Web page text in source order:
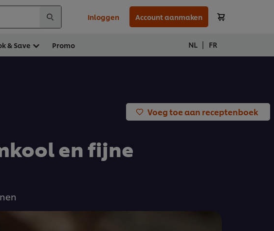
Inloggen Account aanmaken
& Save Promo NL | FR
Voeg toe aan receptenboek
en fijne